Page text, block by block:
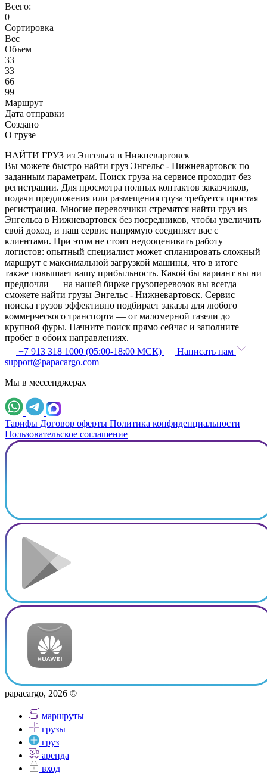
Всего:
0
Сортировка
Вес
Объем
33
33
66
99
Маршрут
Дата отправки
Создано
О грузе
НАЙТИ ГРУЗ из Энгельса в Нижневартовск
Вы можете быстро найти груз Энгельс - Нижневартовск по
заданным параметрам. Поиск груза на сервисе проходит без
регистрации. Для просмотра полных контактов заказчиков,
подачи предложения или размещения груза требуется простая
регистрация. Многие перевозчики стремятся найти груз из
Энгельса в Нижневартовск без посредников, чтобы увеличить
свой доход, и наш сервис напрямую соединяет вас с
клиентами. При этом не стоит недооценивать работу
логистов: опытный специалист может спланировать сложный
маршрут с максимальной загрузкой машины, что в итоге
также повышает вашу прибыльность. Какой бы вариант вы ни
предпочли — на нашей бирже грузоперевозок вы всегда
сможете найти грузы Энгельс - Нижневартовск. Сервис
поиска грузов эффективно подбирает заказы для любого
коммерческого транспорта — от маломерной газели до
крупной фуры. Начните поиск прямо сейчас и заполните
пробег в обоих направлениях.
+7 913 318 1000 (05:00-18:00 МСК)
Написать нам
support@papacargo.com
Мы в мессенджерах
Тарифы Договор оферты Политика конфиденциальности
Пользовательское соглашение
papacargo, 2026 ©
маршруты
грузы
груз
аренда
вход